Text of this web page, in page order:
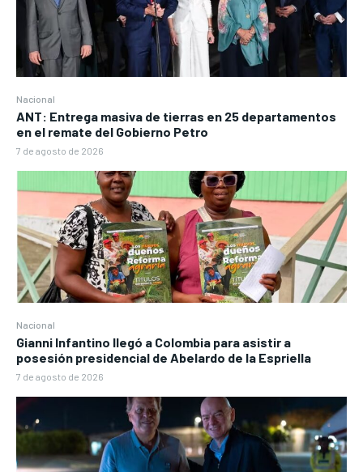
Nacional
ANT: Entrega masiva de tierras en 25 departamentos
en el remate del Gobierno Petro
7 de agosto de 2026
Nacional
Gianni Infantino llegó a Colombia para asistir a
posesión presidencial de Abelardo de la Espriella
7 de agosto de 2026